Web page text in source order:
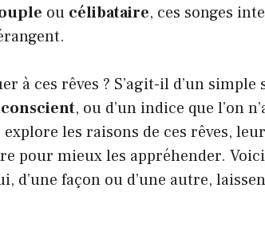
ou célibataire, ces songes
à ces rêves ? S’agit-il d’un simple
, ou d’un indice que l’on
les raisons de ces rêves,
pour mieux les appréhender.
d’une façon ou d’une autre,